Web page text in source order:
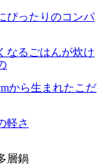
ぴったりのコンパ
なるごはんが炊け
から生まれたこだ
軽さ
層鍋